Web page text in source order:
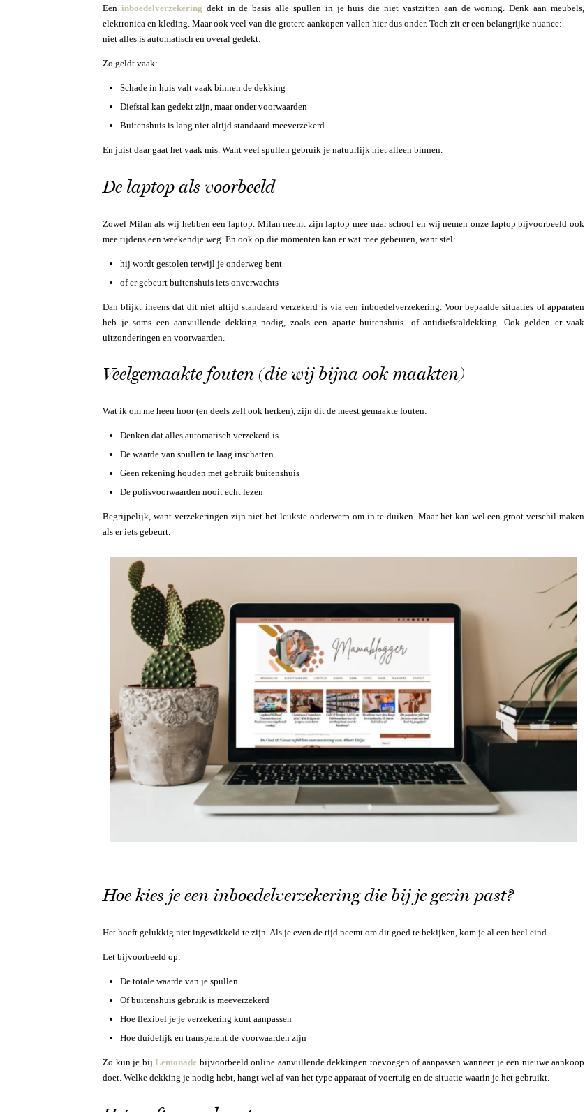
Een inboedelverzekering dekt in de basis alle spullen in je huis die niet vastzitten aan de woning. Denk aan meubels,
elektronica en kleding. Maar ook veel van die grotere aankopen vallen hier dus onder. Toch zit er een belangrijke nuance:
niet alles is automatisch en overal gedekt.
Zo geldt vaak:
Schade in huis valt vaak binnen de dekking
Diefstal kan gedekt zijn, maar onder voorwaarden
Buitenshuis is lang niet altijd standaard meeverzekerd
En juist daar gaat het vaak mis. Want veel spullen gebruik je natuurlijk niet alleen binnen.
De laptop als voorbeeld
Zowel Milan als wij hebben een laptop. Milan neemt zijn laptop mee naar school en wij nemen onze laptop bijvoorbeeld ook
mee tijdens een weekendje weg. En ook op die momenten kan er wat mee gebeuren, want stel:
hij wordt gestolen terwijl je onderweg bent
of er gebeurt buitenshuis iets onverwachts
Dan blijkt ineens dat dit niet altijd standaard verzekerd is via een inboedelverzekering. Voor bepaalde situaties of apparaten
heb je soms een aanvullende dekking nodig, zoals een aparte buitenshuis- of antidiefstaldekking. Ook gelden er vaak
uitzonderingen en voorwaarden.
Veelgemaakte fouten (die wij bijna ook maakten)
Wat ik om me heen hoor (en deels zelf ook herken), zijn dit de meest gemaakte fouten:
Denken dat alles automatisch verzekerd is
De waarde van spullen te laag inschatten
Geen rekening houden met gebruik buitenshuis
De polisvoorwaarden nooit echt lezen
Begrijpelijk, want verzekeringen zijn niet het leukste onderwerp om in te duiken. Maar het kan wel een groot verschil maken
als er iets gebeurt.
Hoe kies je een inboedelverzekering die bij je gezin past?
Het hoeft gelukkig niet ingewikkeld te zijn. Als je even de tijd neemt om dit goed te bekijken, kom je al een heel eind.
Let bijvoorbeeld op:
De totale waarde van je spullen
Of buitenshuis gebruik is meeverzekerd
Hoe flexibel je je verzekering kunt aanpassen
Hoe duidelijk en transparant de voorwaarden zijn
Zo kun je bij Lemonade bijvoorbeeld online aanvullende dekkingen toevoegen of aanpassen wanneer je een nieuwe aankoop
doet. Welke dekking je nodig hebt, hangt wel af van het type apparaat of voertuig en de situatie waarin je het gebruikt.